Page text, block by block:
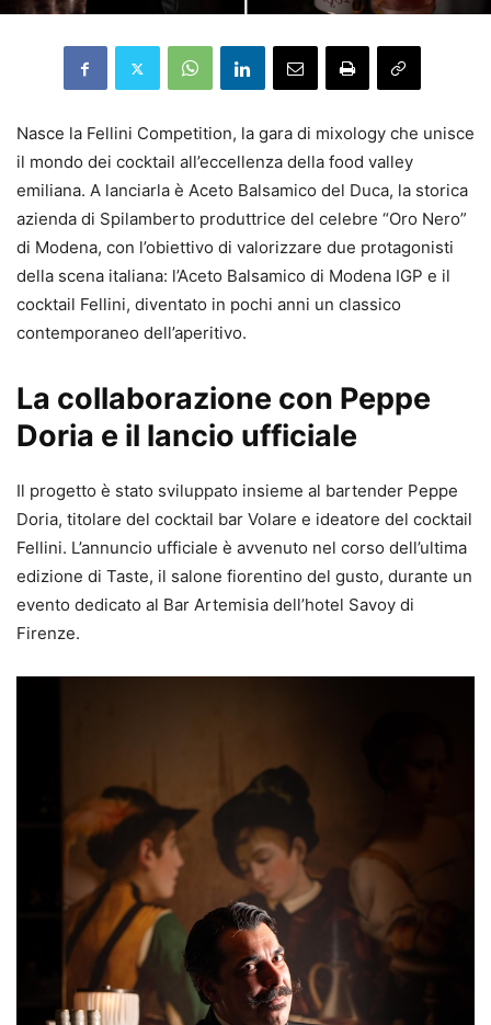
Nasce la Fellini Competition, la gara di mixology che unisce
il mondo dei cocktail all’eccellenza della food valley
emiliana. A lanciarla è Aceto Balsamico del Duca, la storica
azienda di Spilamberto produttrice del celebre “Oro Nero”
di Modena, con l’obiettivo di valorizzare due protagonisti
della scena italiana: l’Aceto Balsamico di Modena IGP e il
cocktail Fellini, diventato in pochi anni un classico
contemporaneo dell’aperitivo.
La collaborazione con Peppe
Doria e il lancio ufficiale
Il progetto è stato sviluppato insieme al bartender Peppe
Doria, titolare del cocktail bar Volare e ideatore del cocktail
Fellini. L’annuncio ufficiale è avvenuto nel corso dell’ultima
edizione di Taste, il salone fiorentino del gusto, durante un
evento dedicato al Bar Artemisia dell’hotel Savoy di
Firenze.